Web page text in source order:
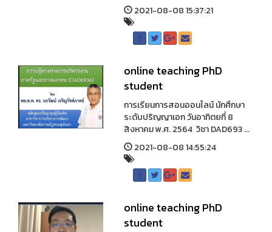
2021-08-08 15:37:21
online teaching PhD
student
การเรียนการสอนออนไลน์ นักศึกษา
ระดับปริญญาเอก วันอาทิตยที่ 8
สิงหาคม พ.ศ. 2564 วิชา DAD693 ...
2021-08-08 14:55:24
online teaching PhD
student